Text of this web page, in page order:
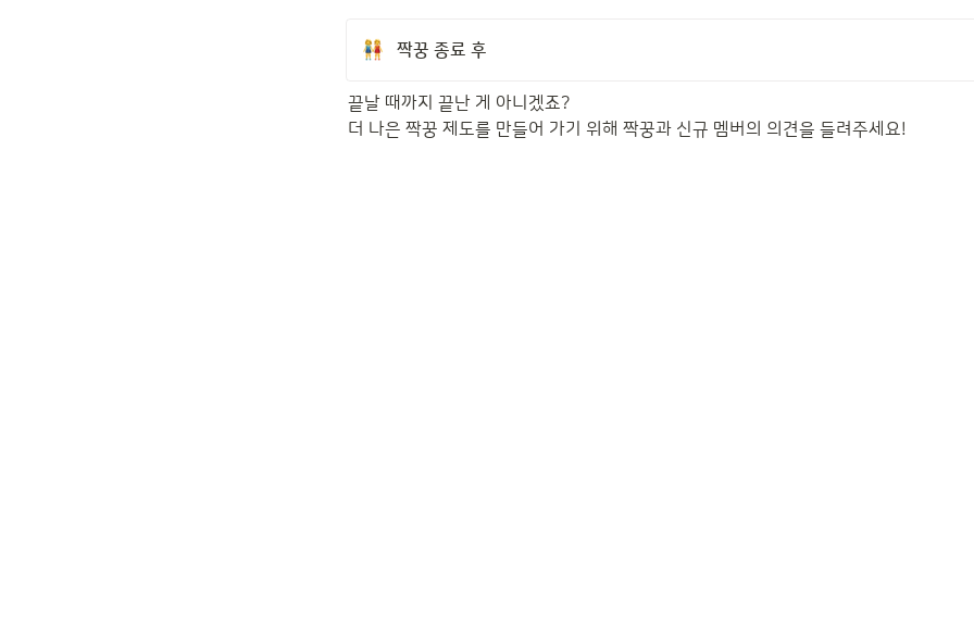
짝꿍 종료 후
끝날 때까지 끝난 게 아니겠죠?
더 나은 짝꿍 제도를 만들어 가기 위해 짝꿍과 신규 멤버의 의견을 들려주세요!